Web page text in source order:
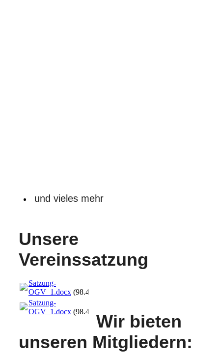
und vieles mehr
Unsere
Vereinssatzung
Satzung-
OGV_1.docx(98.48KB)
Satzung-
OGV_1.docx(98.48KB)Wir bieten
unseren Mitgliedern: